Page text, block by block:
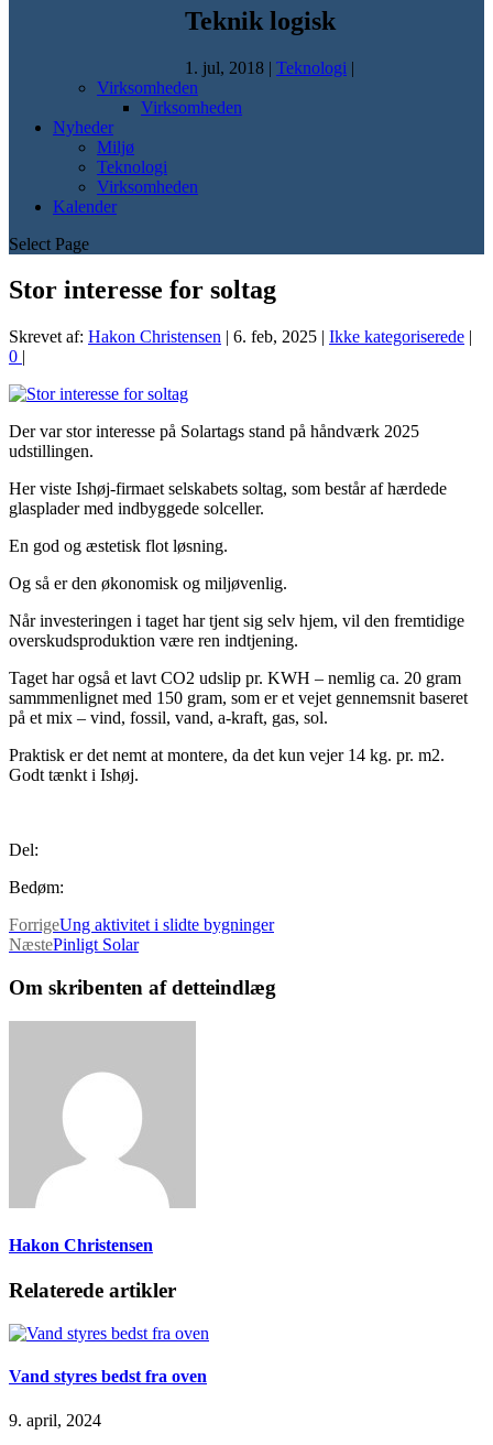
Teknik logisk
1. jul, 2018 | Teknologi |
Virksomheden
Virksomheden
Nyheder
Miljø
Teknologi
Virksomheden
Kalender
Select Page
Stor interesse for soltag
Skrevet af: Hakon Christensen | 6. feb, 2025 | Ikke kategoriserede |
0 |
Der var stor interesse på Solartags stand på håndværk 2025
udstillingen.
Her viste Ishøj-firmaet selskabets soltag, som består af hærdede
glasplader med indbyggede solceller.
En god og æstetisk flot løsning.
Og så er den økonomisk og miljøvenlig.
Når investeringen i taget har tjent sig selv hjem, vil den fremtidige
overskudsproduktion være ren indtjening.
Taget har også et lavt CO2 udslip pr. KWH – nemlig ca. 20 gram
sammmenlignet med 150 gram, som er et vejet gennemsnit baseret
på et mix – vind, fossil, vand, a-kraft, gas, sol.
Praktisk er det nemt at montere, da det kun vejer 14 kg. pr. m2.
Godt tænkt i Ishøj.
Del:
Bedøm:
ForrigeUng aktivitet i slidte bygninger
NæstePinligt Solar
Om skribenten af detteindlæg
Hakon Christensen
Relaterede artikler
Vand styres bedst fra oven
9. april, 2024